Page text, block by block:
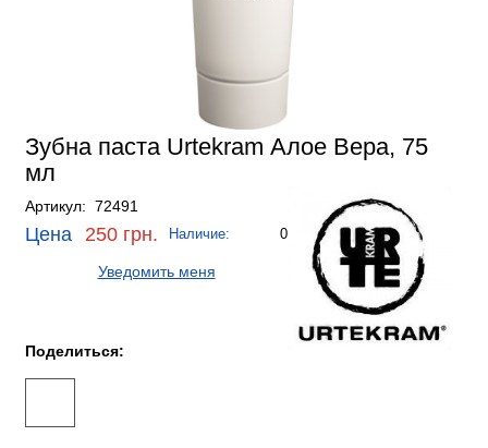
Зубна паста Urtekram Алое Вера, 75
мл
Артикул: 72491
Цена 250 грн. Наличие: 0
Уведомить меня
Поделиться: